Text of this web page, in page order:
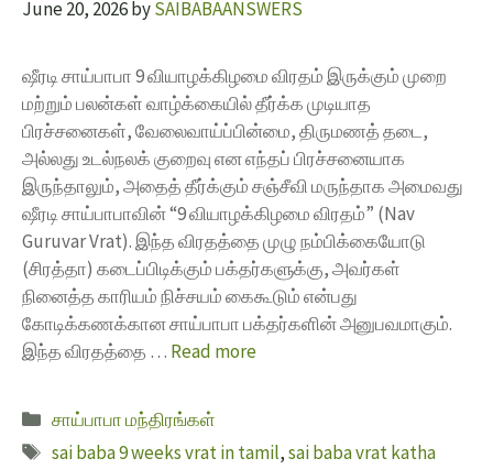
June 20, 2026bySAIBABAANSWERS
ஷீரடி சாய்பாபா 9 வியாழக்கிழமை விரதம் இருக்கும் முறை
மற்றும் பலன்கள் வாழ்க்கையில் தீர்க்க முடியாத
பிரச்சனைகள், வேலைவாய்ப்பின்மை, திருமணத் தடை,
அல்லது உடல்நலக் குறைவு என எந்தப் பிரச்சனையாக
இருந்தாலும், அதைத் தீர்க்கும் சஞ்சீவி மருந்தாக அமைவது
ஷீரடி சாய்பாபாவின் “9 வியாழக்கிழமை விரதம்” (Nav
Guruvar Vrat). இந்த விரதத்தை முழு நம்பிக்கையோடு
(சிரத்தா) கடைப்பிடிக்கும் பக்தர்களுக்கு, அவர்கள்
நினைத்த காரியம் நிச்சயம் கைகூடும் என்பது
கோடிக்கணக்கான சாய்பாபா பக்தர்களின் அனுபவமாகும்.
இந்த விரதத்தை … Read more
சாய்பாபா மந்திரங்கள்
sai baba 9 weeks vrat in tamil,sai baba vrat katha